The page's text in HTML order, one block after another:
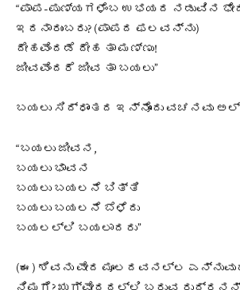
“ಪಾಪ-ಪುಣ್ಯಗಳೆಂಬ ಉಭಯದ ನಡುವಿನ
ಇದನಾರುಂಬರು? (ಪಾಪದ ಫಲವನ್ನು)
ದೇಹವೆಂದಡೆ ದೇಹ ತಾ ಮಣ್ಣು!
ಜೀವವೆಂದರೆ ಜೀವ ತಾ ಬಯಲು”
ಬಯಲು ಸಿದ್ಧಾಂತದ ಇನ್ನೊಂದು ವಚನವು
“ಬಯಲು ಜೀವನ,
ಬಯಲು ಭಾವನ
ಬಯಲು ಬಯಲನೆ ಬಿತ್ತಿ
ಬಯಲು ಬಯಲನೆ ಬೆಳೆದು
ಬಯಲಲ್ಲಿ ಬಯಲಾದರು”
(ಈ) ಶಿವನು ವೇದ ಮೂಲದವನಲ್ಲ